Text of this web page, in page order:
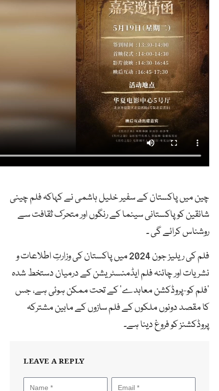
چین میں پاکستان کے سفیر خلیل ہاشمی نے کہاکہ فلم چینی
شائقین کو پاکستانی سینما کے رنگوں اور متحرک ثقافت سے
روشناس کرائے گی ۔
فلم کی ریلیز جون 2024 میں پاکستان کی وزارتِ اطلاعات و
نشریات اور چائنہ فلم ایڈمنسٹریشن کے درمیان دستخط شدہ
‘فلم کو-پروڈکشن معاہدے’ کے تحت ممکن ہوئی ہے، جس
کا مقصد دونوں ملکوں کے فلم سازوں کے مابین مشترکہ
پروڈکشنز کو فروغ دینا ہے۔
LEAVE A REPLY